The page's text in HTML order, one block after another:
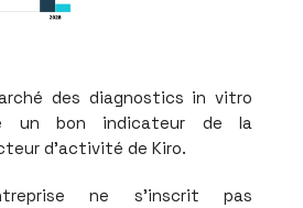
des diagnostics in vitro
un bon indicateur de la
d'activité de Kiro.
ne s'inscrit pas